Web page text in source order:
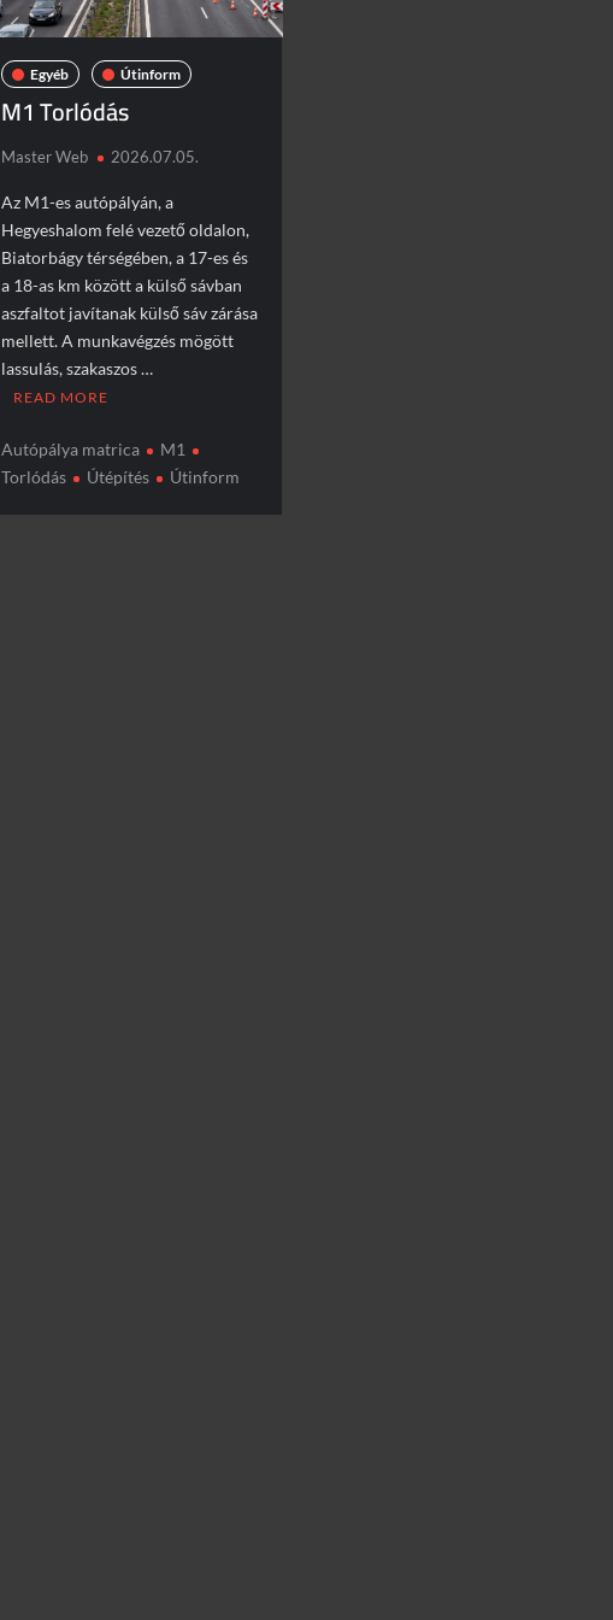
Egyéb Útinform
M1 Torlódás
Master Web 2026.07.05.
Az M1-es autópályán, a
Hegyeshalom felé vezető oldalon,
Biatorbágy térségében, a 17-es és
a 18-as km között a külső sávban
aszfaltot javítanak külső sáv zárása
mellett. A munkavégzés mögött
lassulás, szakaszos …
READ MORE
Autópálya matrica
M1
Torlódás
Útépítés Útinform